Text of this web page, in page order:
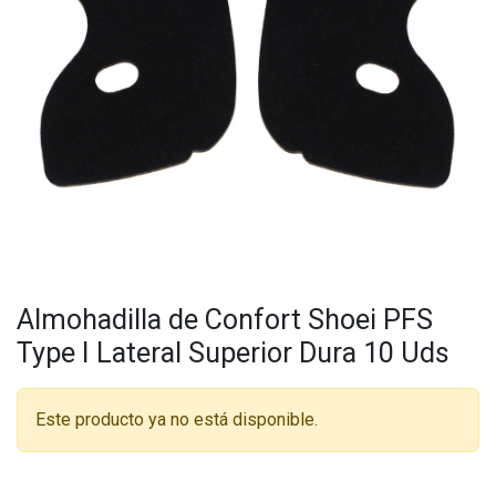
Almohadilla de Confort Shoei PFS
Type I Lateral Superior Dura 10 Uds
Este producto ya no está disponible.